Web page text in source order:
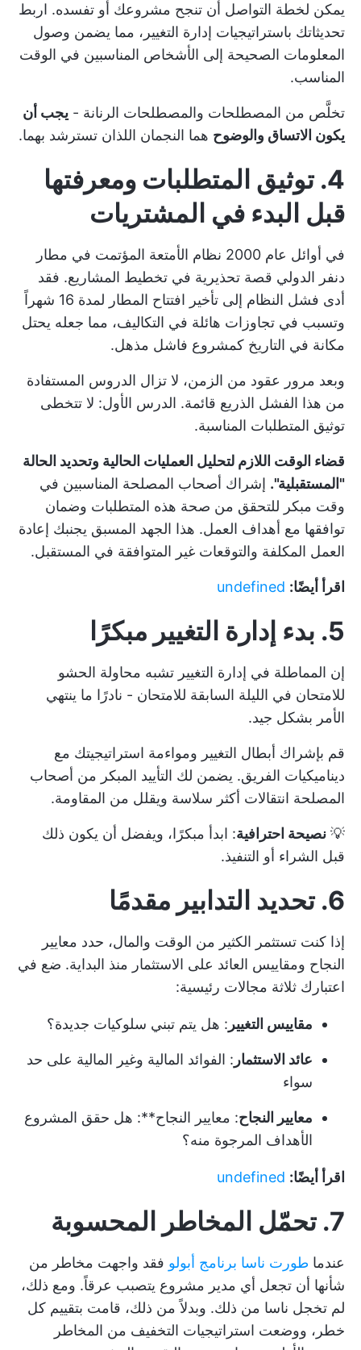
يمكن لخطة التواصل أن تنجح مشروعك أو تفسده. اربط
تحديثاتك باستراتيجيات إدارة التغيير، مما يضمن وصول
المعلومات الصحيحة إلى الأشخاص المناسبين في الوقت
المناسب.
تخلَّص من المصطلحات والمصطلحات الرنانة - يجب أن
يكون الاتساق والوضوح هما النجمان اللذان تسترشد بهما.
4. توثيق المتطلبات ومعرفتها
قبل البدء في المشتريات
في أوائل عام 2000
نظام الأمتعة المؤتمت في مطار
دنفر الدولي قصة تحذيرية في تخطيط المشاريع. فقد
أدى فشل النظام إلى تأخير افتتاح المطار لمدة 16 شهراً
وتسبب في تجاوزات هائلة في التكاليف، مما جعله يحتل
مكانة في التاريخ كمشروع فاشل مذهل.
وبعد مرور عقود من الزمن، لا تزال الدروس المستفادة
من هذا الفشل الذريع قائمة. الدرس الأول: لا تتخطى
توثيق المتطلبات المناسبة.
قضاء الوقت اللازم لتحليل العمليات الحالية وتحديد الحالة
"المستقبلية". إشراك أصحاب المصلحة المناسبين في
وقت مبكر للتحقق من صحة هذه المتطلبات وضمان
توافقها مع أهداف العمل. هذا الجهد المسبق يجنبك إعادة
العمل المكلفة والتوقعات غير المتوافقة في المستقبل.
اقرأ أيضًا: undefined
5. بدء إدارة التغيير مبكرًا
إن المماطلة في إدارة التغيير تشبه محاولة الحشو
للامتحان في الليلة السابقة للامتحان - نادرًا ما ينتهي
الأمر بشكل جيد.
قم بإشراك أبطال التغيير ومواءمة استراتيجيتك مع
ديناميكيات الفريق. يضمن لك التأييد المبكر من أصحاب
المصلحة انتقالات أكثر سلاسة ويقلل من المقاومة.
💡 نصيحة احترافية: ابدأ مبكرًا، ويفضل أن يكون ذلك
قبل الشراء أو التنفيذ.
6. تحديد التدابير مقدمًا
إذا كنت تستثمر الكثير من الوقت والمال، حدد معايير
النجاح ومقاييس العائد على الاستثمار منذ البداية. ضع في
اعتبارك ثلاثة مجالات رئيسية:
مقاييس التغيير : هل يتم تبني سلوكيات جديدة؟
عائد الاستثمار : الفوائد المالية وغير المالية على حد
سواء
معايير النجاح: معايير النجاح**: هل حقق المشروع
الأهداف المرجوة منه؟
اقرأ أيضًا: undefined
7. تحمّل المخاطر المحسوبة
عندما طورت ناسا برنامج أبولو فقد واجهت مخاطر من
شأنها أن تجعل أي مدير مشروع يتصبب عرقاً. ومع ذلك،
لم تخجل ناسا من ذلك. وبدلاً من ذلك، قامت بتقييم كل
خطر، ووضعت استراتيجيات التخفيف من المخاطر